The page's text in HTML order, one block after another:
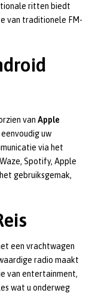
ritten biedt
van traditionele FM-
van Apple
eenvoudig uw
via het
Spotify, Apple
gebruiksgemak,
een vrachtwagen
radio maakt
van entertainment,
wat u onderweg